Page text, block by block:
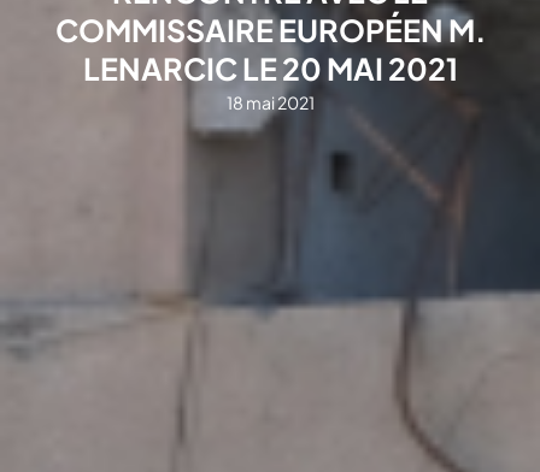
COMMISSAIRE EUROPÉEN M.
LENARCIC LE 20 MAI 2021
18 mai 2021